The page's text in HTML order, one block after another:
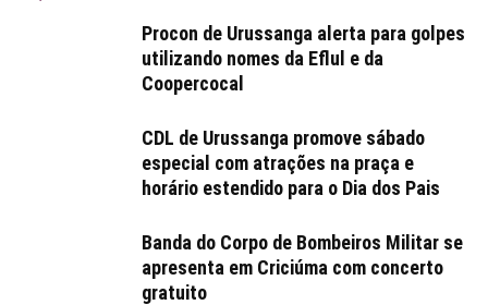
Procon de Urussanga alerta para golpes
utilizando nomes da Eflul e da
Coopercocal
CDL de Urussanga promove sábado
especial com atrações na praça e
horário estendido para o Dia dos Pais
Banda do Corpo de Bombeiros Militar se
apresenta em Criciúma com concerto
gratuito